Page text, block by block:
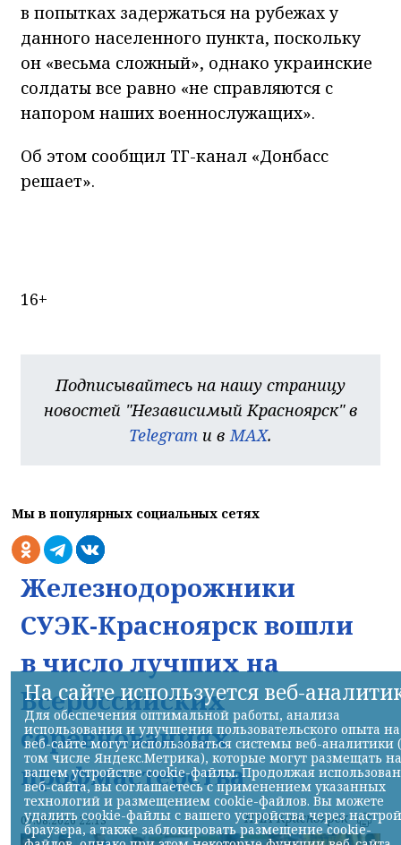
в попытках задержаться на рубежах у
данного населенного пункта, поскольку
он «весьма сложный», однако украинские
солдаты все равно «не справляются с
напором наших военнослужащих».
Об этом сообщил ТГ-канал «Донбасс
решает».
16+
Подписывайтесь на нашу страницу
новостей "Независимый Красноярск" в
Telegram и вMAX.
Мы в популярных социальных сетях
Железнодорожники
СУЭК-Красноярск вошли
в число лучших на
Всероссийских
соревнованиях
профмастерства
07.08.2026 22:13 НИА-Красноярск
На сайте используется веб-
Для обеспечения оптимальной работы, анализа
использования и улучшения пользовательского опыта на
веб-сайте могут использоваться системы веб-аналитики
том числе Яндекс.Метрика), которые могут размещать на
вашем устройстве cookie-файлы. Продолжая
веб-сайта, вы соглашаетесь с применением указанных
технологий и размещением cookie-файлов. Вы можете
удалить cookie-файлы с вашего устройства через
браузера, а также заблокировать размещение cookie-